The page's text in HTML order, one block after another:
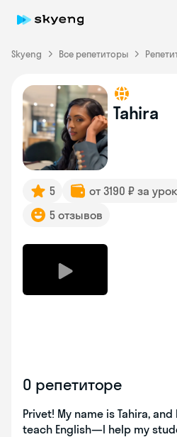
Skyeng Все репетиторы
Tahira
5 от 3190 ₽ за урок
5 отзывов
О репетиторе
Privet! My name is Tahira,
teach English—I help my
Skyeng Chat
online